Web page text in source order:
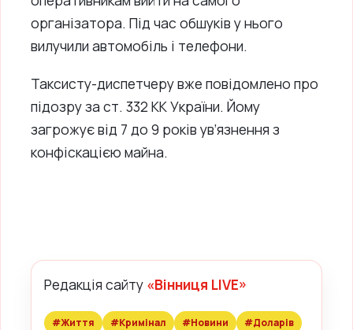
організатора. Під час обшуків у нього
вилучили автомобіль і телефони.
Таксисту-диспетчеру вже повідомлено про
підозру за ст. 332 КК України. Йому
загрожує від 7 до 9 років ув’язнення з
конфіскацією майна.
Редакція сайту «Вінниця LIVE»
#Життя #Кримінал #Новини
#Доларів